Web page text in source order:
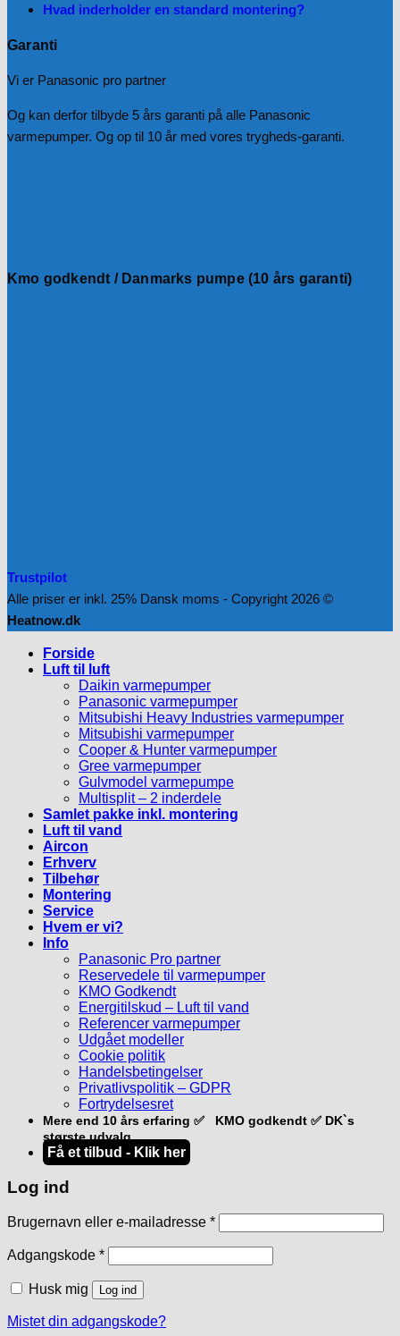
Hvad inderholder en standard montering?
Garanti
Vi er Panasonic pro partner
Og kan derfor tilbyde 5 års garanti på alle Panasonic
varmepumper. Og op til 10 år med vores trygheds-garanti.
Kmo godkendt / Danmarks pumpe (10 års garanti)
Trustpilot
Alle priser er inkl. 25% Dansk moms - Copyright 2026 ©
Heatnow.dk
Forside
Luft til luft
Daikin varmepumper
Panasonic varmepumper
Mitsubishi Heavy Industries varmepumper
Mitsubishi varmepumper
Cooper & Hunter varmepumper
Gree varmepumper
Gulvmodel varmepumpe
Multisplit – 2 inderdele
Samlet pakke inkl. montering
Luft til vand
Aircon
Erhverv
Tilbehør
Montering
Service
Hvem er vi?
Info
Panasonic Pro partner
Reservedele til varmepumper
KMO Godkendt
Energitilskud – Luft til vand
Referencer varmepumper
Udgået modeller
Cookie politik
Handelsbetingelser
Privatlivspolitik – GDPR
Fortrydelsesret
Mere end 10 års erfaring ✅ KMO godkendt ✅ DK`s
største udvalg
Få et tilbud - Klik her
Log ind
Brugernavn eller e-mailadresse *Påkrævet
Adgangskode *Påkrævet
Husk mig Log ind
Mistet din adgangskode?